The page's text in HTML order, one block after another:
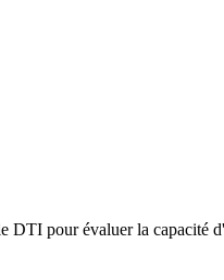
DTI pour évaluer la capacité